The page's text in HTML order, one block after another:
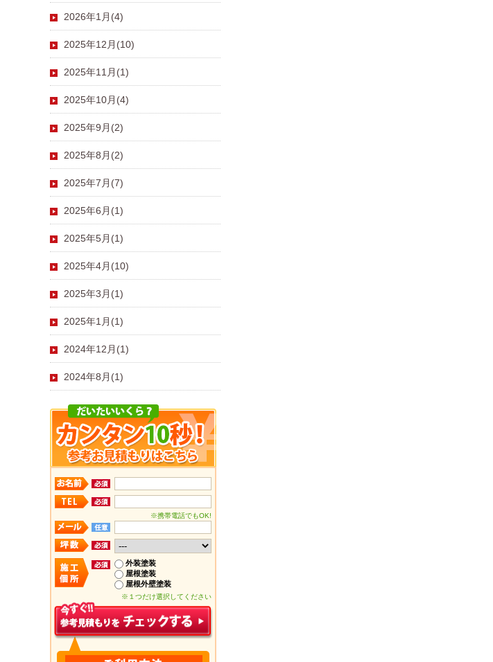
2026年1月(4)
2025年12月(10)
2025年11月(1)
2025年10月(4)
2025年9月(2)
2025年8月(2)
2025年7月(7)
2025年6月(1)
2025年5月(1)
2025年4月(10)
2025年3月(1)
2025年1月(1)
2024年12月(1)
2024年8月(1)
※携帯電話でもOK!
外装塗装
屋根塗装
屋根外壁塗装
※１つだけ選択してください